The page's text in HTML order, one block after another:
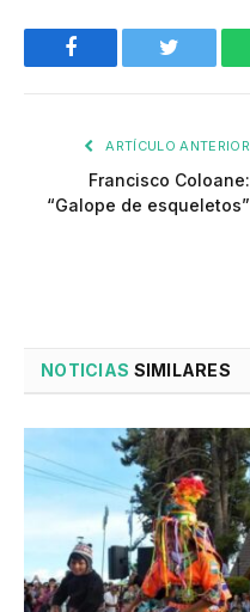
Facebook Twitter
ARTÍCULO ANTERIOR
Francisco Coloane:
“Galope de esqueletos”
NOTICIAS SIMILARES